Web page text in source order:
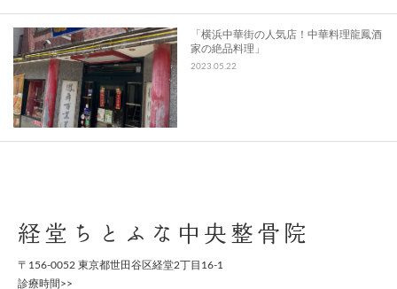
「横浜中華街の人気店！中華料理龍鳳酒
家の絶品料理」
2023.05.22
経堂ちとふな中央整骨院
〒156-0052 東京都世田谷区経堂2丁目16-1
診療時間>>
アクセス